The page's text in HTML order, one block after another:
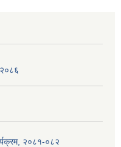
२०८६
२०८१-०८२